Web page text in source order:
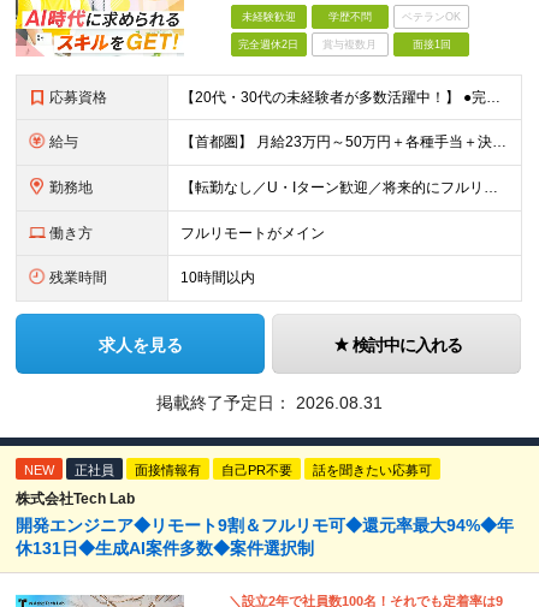
未経験歓迎 学歴不問 ベテランOK
完全週休2日 賞与複数月 面接1回
応募資格 【20代・30代の未経験者が多数活躍中！】 ●完全未経験、第二新卒、既卒、フリーターの方大歓迎！ ●学歴・職歴・転職回数・ブランク一切不問 ※34歳までの方（若年層の長期キャリア形成を図るため） ★
給与 【首都圏】 月給23万円～50万円＋各種手当＋決算賞与 【大阪】 月給22万円～50万円＋各種手当＋決算賞与 【愛知】 月給21.5万円～50万円＋各種手当＋決算賞与 【福岡・宮城】 月給20万
勤務地 【転勤なし／U・Iターン歓迎／将来的にフルリモートOK】 本社（新宿区）、大阪支店、名古屋支店または東京都・神奈川県・千葉県・埼玉県・愛知県・大阪府・福岡県をはじめ、全国のプロジェクト先 ※ご希望を
働き方 フルリモートがメイン
残業時間 10時間以内
求人を見る 検討中に入れる
掲載終了予定日： 2026.08.31
NEW 正社員 面接情報有 自己PR不要 話を聞きたい応募可
株式会社Tech Lab
開発エンジニア◆リモート9割＆フルリモ可◆還元率最大94%◆年
休131日◆生成AI案件多数◆案件選択制
＼設立2年で社員数100名！それでも定着率は9